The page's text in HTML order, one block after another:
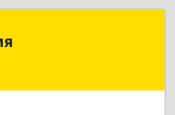
обл, Смоленск г, Марии